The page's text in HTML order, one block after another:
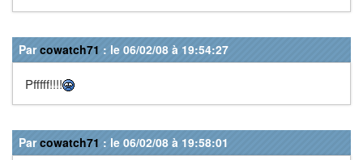
Parcowatch71 : le 06/02/08 à 19:54:27
Pfffff!!!!
Parcowatch71 : le 06/02/08 à 19:58:01